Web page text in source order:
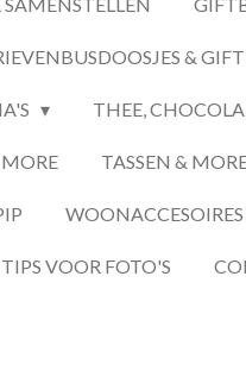
&
THEE,
TASSEN &
TIPS VOOR FOTO'S